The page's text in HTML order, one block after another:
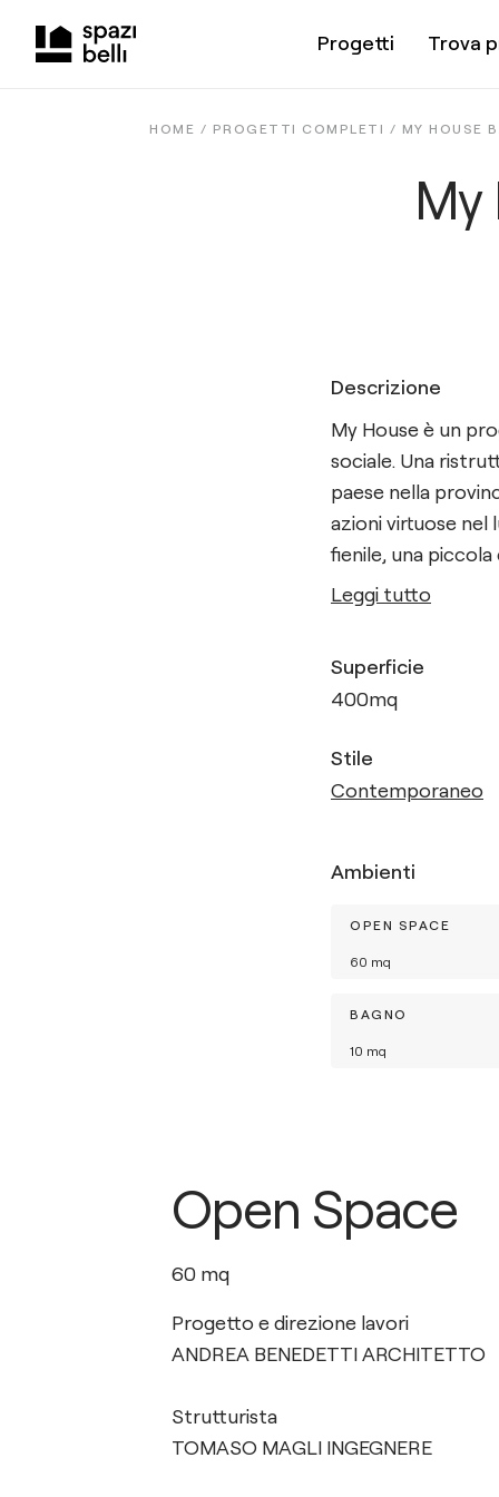
Progetti Trova
HOME / PROGETTI COMPLETI / MY HOUSE
Descrizione
My House è un
sociale. Una
paese nella
azioni virtuose nel
fienile, una
Leggi tutto
Superficie
400mq
Stile
Contemporaneo
Ambienti
OPEN SPACE
60 mq
BAGNO
10 mq
Open Space
60 mq
Progetto e direzione lavori
ANDREA BENEDETTI ARCHITETTO
Strutturista
TOMASO MAGLI INGEGNERE